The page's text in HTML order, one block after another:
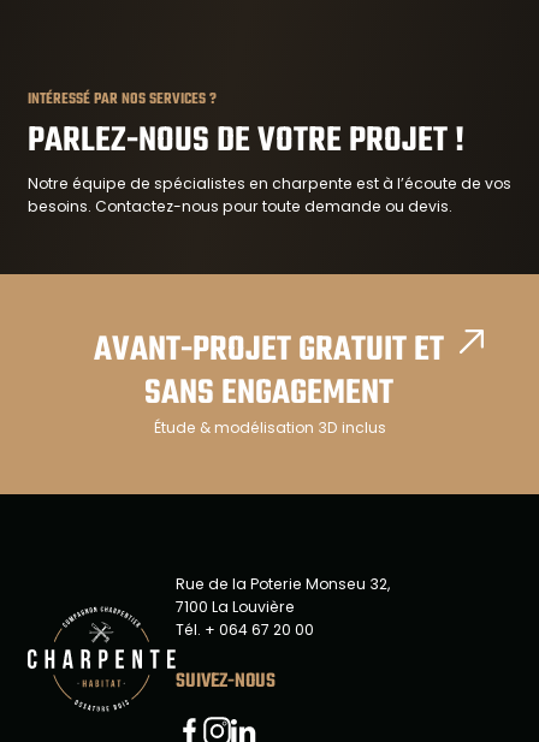
INTÉRESSÉ PAR NOS SERVICES ?
PARLEZ-NOUS DE VOTRE PROJET !
Notre équipe de spécialistes en charpente est à l’écoute de vos
besoins. Contactez-nous pour toute demande ou devis.
AVANT-PROJET GRATUIT ET
SANS ENGAGEMENT
Étude & modélisation 3D inclus
Rue de la Poterie Monseu 32,
7100 La Louvière
Tél. + 064 67 20 00
SUIVEZ-NOUS